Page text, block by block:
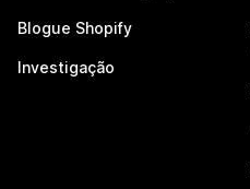
Blogue Shopify
Investigação